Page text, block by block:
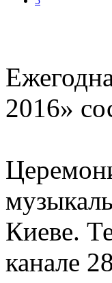
2016»
Киеве.
канале